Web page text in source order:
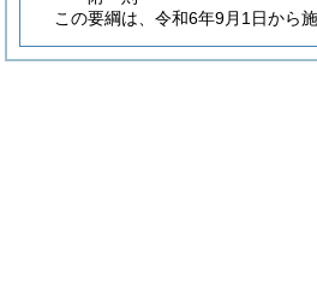
この要綱は、令和6年9月1日から施